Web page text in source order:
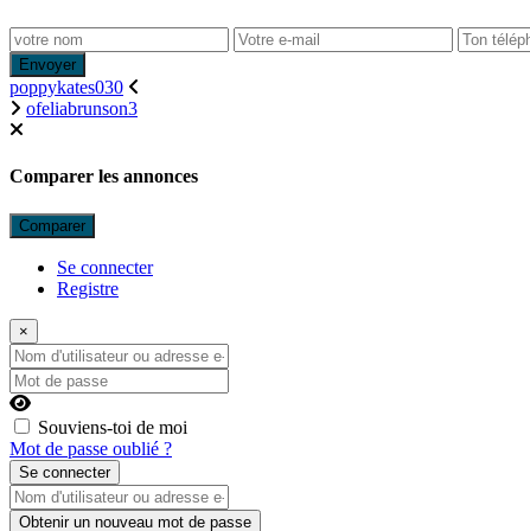
Envoyer
poppykates030
ofeliabrunson3
Comparer les annonces
Comparer
Se connecter
Registre
×
Nom d'utilisateur ou adresse e-mail
Mot de passe
Souviens-toi de moi
Mot de passe oublié ?
Se connecter
Nom d'utilisateur ou adresse e-mail
Obtenir un nouveau mot de passe